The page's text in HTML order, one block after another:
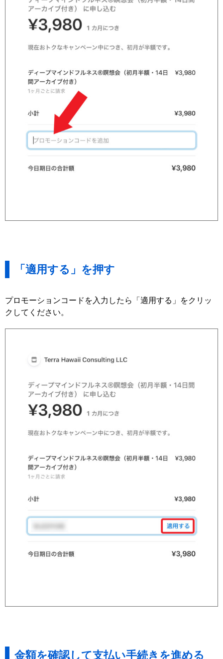
「適用する」を押す
プロモーションコードを入力したら「適用する」をクリッ
クしてください。
金額を確認して支払い手続きを進める